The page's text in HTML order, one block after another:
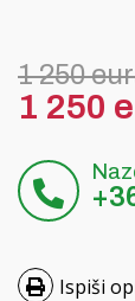
1 250
1 250
Ispiši